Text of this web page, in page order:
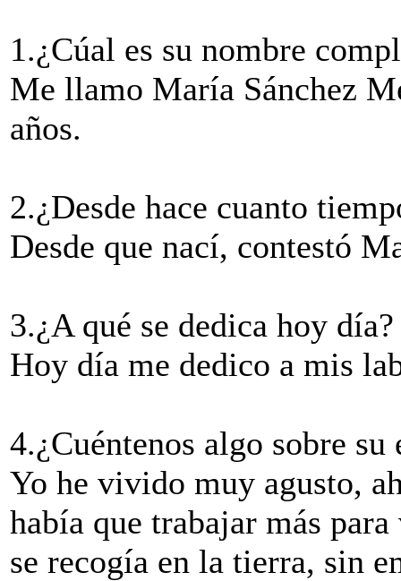
1.¿Cúal es su nombre
Me llamo María Sánchez
años.
2.¿Desde hace cuanto
Desde que nací, contestó
3.¿A qué se dedica hoy día?
Hoy día me dedico a mis
4.¿Cuéntenos algo sobre
Yo he vivido muy agusto,
había que trabajar más
se recogía en la tierra, sin